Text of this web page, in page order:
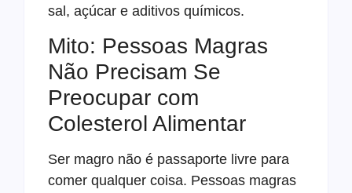
sal, açúcar e aditivos químicos.
Mito: Pessoas Magras
Não Precisam Se
Preocupar com
Colesterol Alimentar
Ser magro não é passaporte livre para
comer qualquer coisa. Pessoas magras